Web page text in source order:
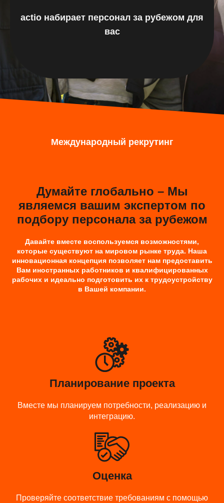
actio набирает персонал за рубежом для
вас
Международный рекрутинг
Думайте глобально – Мы
являемся вашим экспертом по
подбору персонала за рубежом
Давайте вместе воспользуемся возможностями,
которые существуют на мировом рынке труда. Наша
инновационная концепция позволяет нам предоставить
Вам иностранных работников и квалифицированных
рабочих и идеально подготовить их к трудоустройству
в Вашей компании.
Планирование проекта
Вместе мы планируем потребности, реализацию и
интеграцию.
Оценка
Проверяйте соответствие требованиям с помощью